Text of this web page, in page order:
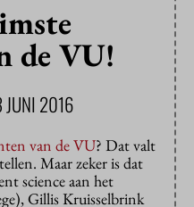
de VU!
JUNI 2016
van de VU? Dat valt
Maar zeker is dat
science aan het
Gillis Kruisselbrink